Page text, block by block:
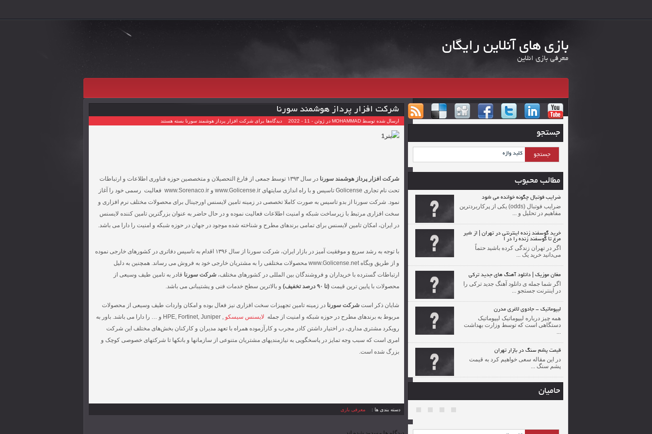
بازی های آنلاین رایگان
معرفی بازی انلاین
شرکت افزار پرداز هوشمند سورنا
ارسال شده توسط MOHAMMAD در ژوئن - 11 - 2022 دیدگاه‌ها برای شرکت افزار پرداز هوشمند سورنا بسته هستند
شرکت افزار پرداز هوشمند سورنا
در سال ۱۳۹۳ توسط جمعی از فارغ التحصیلان و متخصصین حوزه فناوری اطلاعات و ارتباطات
تحت نام تجاری Golicense تاسیس و با راه اندازی سایتهای www.Golicense.ir و www.Sorenaco.ir فعالیت رسمی خود را آغاز
نمود. شرکت سورنا از بدو تاسیس به صورت کاملا تخصصی در زمینه تامین لایسنس اورجینال برای محصولات مختلف نرم افزاری و
سخت افزاری مرتبط با زیرساخت شبکه و امنیت اطلاعات فعالیت نموده و در حال حاضر به عنوان بزرگترین تامین کننده لایسنس
در ایران، امکان تامین لایسنس برای تمامی برندهای مطرح و شناخته شده موجود در جهان در حوزه شبکه و امنیت را دارا می باشد.
با توجه به رشد سریع و موفقیت آمیز در بازار ایران، شرکت سورنا از سال ۱۳۹۶ اقدام به تاسیس دفاتری در کشورهای خارجی نموده
و از طریق وبگاه www.Golicense.net محصولات مختلفی را به مشتریان خارجی خود به فروش می رساند. همچنین به دلیل
ارتباطات گسترده با خریداران و فروشندگان بین المللی در کشورهای مختلف، شرکت سورنا قادر به تامین طیف وسیعی از
محصولات با پایین ترین قیمت (تا ۹۰ درصد تخفیف) و بالاترین سطح خدمات فنی و پشتیبانی می باشد.
شایان ذکر است شرکت سورنا در زمینه تامین تجهیزات سخت افزاری نیز فعال بوده و امکان واردات طیف وسیعی از محصولات
مربوط به برندهای مطرح در حوزه شبکه و امنیت از جمله لایسنس سیسکو
, HPE, Fortinet, Juniper و … را دارا می باشد. باور به
رویکرد مشتری مداری، در اختیار داشتن کادر مجرب و کارآزموده همراه با تعهد مدیران و کارکنان بخش‌های مختلف این شرکت
امری است که سبب وجه تمایز در پاسخگویی به نیازمندیهای مشتریان متنوعی از سازمانها و بانکها تا شرکتهای خصوصی کوچک و
بزرگ شده است.
دسته بندی ها : معرفی بازی
جستجو
مطالب محبوب
ضرایب فوتبال چگونه خوانده می شود
ضرایب فوتبال (odds) یکی از پرکاربردترین
مفاهیم در تحلیل و ...
خرید گوسفند زنده اینترنتی در تهران | از شیر
مرغ تا گوسفند زنده را در ا
اگر در تهران زندگی کرده باشید حتماً
می‌دانید خرید یک ...
مغان موزیک | دانلود آهنگ های جدید ترکی
اگر شما جمله ی دانلود آهنگ جدید ترکی را
در اینترنت جستجو ...
لیپوماتیک - جادوی لاغری مدرن
همه چیز درباره لیپوماتیک لیپوماتیک
دستگاهی است که توسط وزارت بهداشت
...
قیمت پشم سنگ در بازار تهران
در این مقاله سعی خواهیم کرد به قیمت
پشم سنگ ...
حامیان